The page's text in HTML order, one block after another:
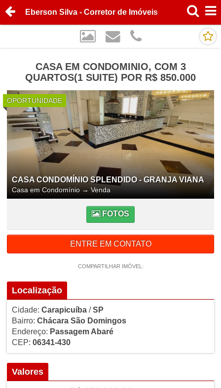
Eberson Silva - Corretor de Imóveis
CASA EM CONDOMINIO, COM 3
QUARTOS(1 SUITE) POR R$ 850.000
OPORTUNIDADE
CASA CONDOMÍNIO SPLENDIDO - GRANJA VIANA
Casa em Condomínio → Venda
FOTOS
ENTRE EM CONTATO
COMPARTILHAR IMÓVEL:
Localização
Cidade: Carapicuíba/SP
Bairro: Chácara São Domingos
Endereço: Passagem Abaré
CEP: 06341-430
Valores